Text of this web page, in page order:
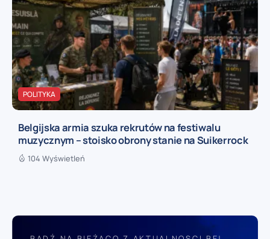
POLITYKA
Belgijska armia szuka rekrutów na festiwalu
muzycznym – stoisko obrony stanie na Suikerrock
104 Wyświetleń